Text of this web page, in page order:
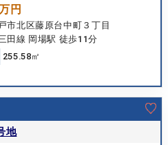
円
市北区藤原台中町３丁目
田線 岡場駅 徒歩11分
255.58㎡
地